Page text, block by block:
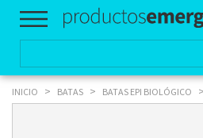
INICIO > BATAS > BATAS EPI BIOLÓGICO >